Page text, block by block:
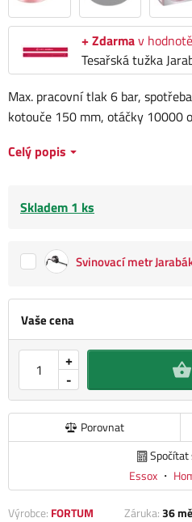
+ Zdarmav
Tesařská tužka
Vaše cena
-
+
Porovnat
Essox ・
Max. pracovní tlak 6 bar,
kotouče 150 mm, otáčky 10000
Celý popis
Skladem 1 ks
Svinovací metr
Výrobce: FORTUM Záruka:36